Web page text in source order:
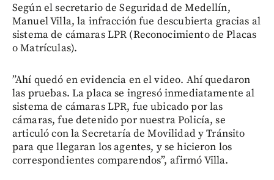
Según el secretario de Seguridad de Medellín,
Manuel Villa, la infracción fue descubierta gracias al
sistema de cámaras LPR (Reconocimiento de Placas
o Matrículas).
”Ahí quedó en evidencia en el video. Ahí quedaron
las pruebas. La placa se ingresó inmediatamente al
sistema de cámaras LPR, fue ubicado por las
cámaras, fue detenido por nuestra Policía, se
articuló con la Secretaría de Movilidad y Tránsito
para que llegaran los agentes, y se hicieron los
correspondientes comparendos”, afirmó Villa.